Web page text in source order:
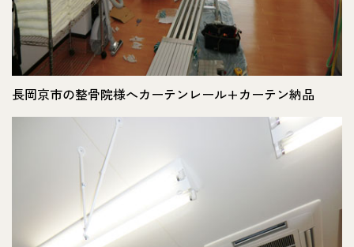
長岡京市の整骨院様へカーテンレール+カーテン納品